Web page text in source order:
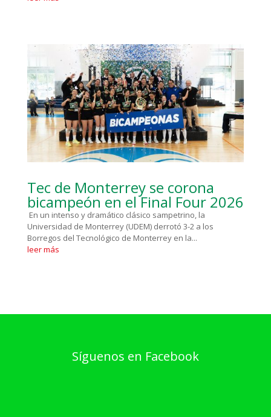
Tec de Monterrey se corona
bicampeón en el Final Four 2026
En un intenso y dramático clásico sampetrino, la
Universidad de Monterrey (UDEM) derrotó 3-2 a los
Borregos del Tecnológico de Monterrey en la...
leer más
Síguenos en Facebook